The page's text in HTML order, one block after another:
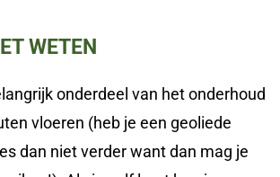
WETEN
onderdeel van het onderhoud
vloeren (heb je een geoliede
dan niet verder want dan mag je